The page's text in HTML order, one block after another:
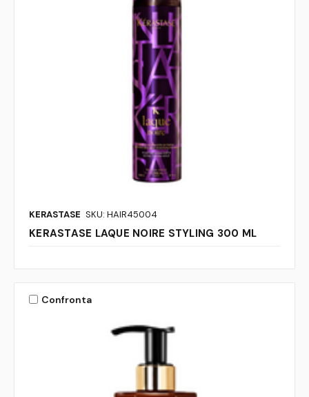
KERASTASE SKU: HAIR45004
KERASTASE LAQUE NOIRE STYLING 300 ML
Confronta